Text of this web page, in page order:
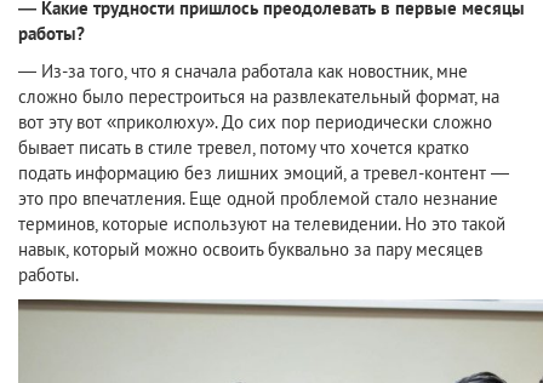
— Какие трудности пришлось преодолевать в первые месяцы
работы?
— Из-за того, что я сначала работала как новостник, мне
сложно было перестроиться на развлекательный формат, на
вот эту вот «приколюху». До сих пор периодически сложно
бывает писать в стиле тревел, потому что хочется кратко
подать информацию без лишних эмоций, а тревел-контент —
это про впечатления. Еще одной проблемой стало незнание
терминов, которые используют на телевидении. Но это такой
навык, который можно освоить буквально за пару месяцев
работы.